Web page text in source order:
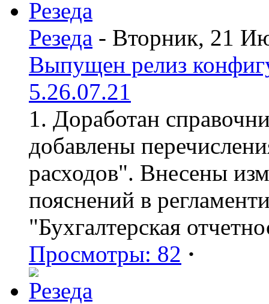
Резеда - Вторник, 21
Выпущен релиз
5.26.07.21
1. Доработан
добавлены
расходов". Внесены
пояснений в
"Бухгалтерская
Просмотры: 82 ·